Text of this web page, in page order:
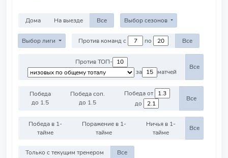
Дома На выезде Все Выбор сезонов
Выбор лиги Против команд с по Все
Против ТОП-
за
матчей
Все
Победа
до 1.5
Победа соп.
до 1.5
Победа от
до
Все
Победа в 1-
тайме
Поражение в 1-
тайме
Ничья в 1-
тайме
Все
Только с текущим тренером Все